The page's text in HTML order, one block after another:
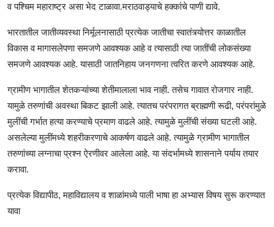
व पश्चिम महाराष्ट्र असा भेद टाळावा.मराठवाड्याचे हक्कांचे पाणी द्यावे.
भारतातील जातीव्यवस्था निर्मूलनासाठी प्रत्येक जातीचा स्वातंत्र्योत्तर काळातील
विकास व मागासलेपणा समजणे आवश्यक आहे व त्यासाठी त्या जातींची लोकसंख्या
समजणे आवश्यक आहे. यासाठी जातनिहाय जनगणना त्वरित करणे आवश्यक आहे.
ग्रामीण भागातील शेतकऱ्यांच्या शेतीमालाला भाव नाही. तसेच गावात रोजगार नाही.
यामुळे तरुणांची अवस्था बिकट झाली आहे. त्यातच परंपरागत ब्राह्मणी रूढी, परंपरांमुळे
मुलींची गर्भात हत्या करण्याचे प्रमाण वाढले आहे. त्यामुळे मुलींची संख्या घटली आहे.
असलेल्या मुलींमध्ये शहरीकरणाचे आकर्षण वाढले आहे. त्यामुळे ग्रामीण भागातील
तरुणांच्या लग्नाचा प्रश्न ऐरणीवर आलेला आहे. या संदर्भामध्ये शासनाने पर्याय तयार
करावा.
प्रत्येक विद्यापीठ, महाविद्यालय व शाळांमध्ये पाली भाषा हा अभ्यास विषय सुरू करण्यात
यावा